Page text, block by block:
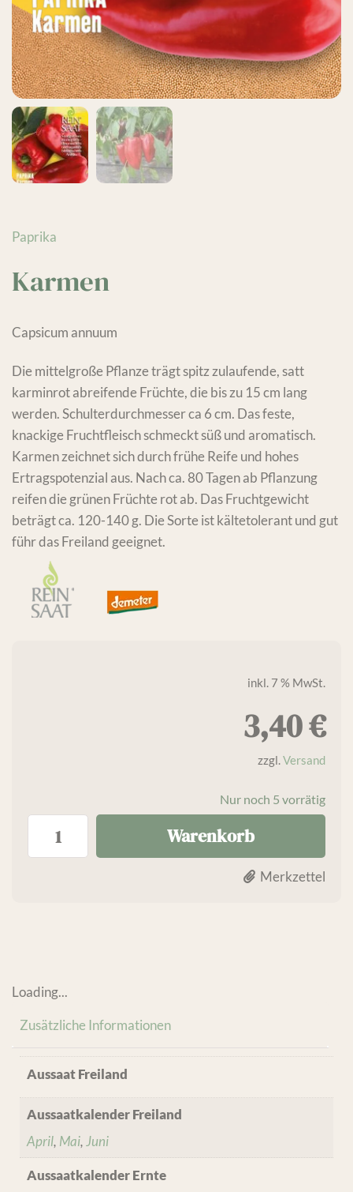
Paprika
Karmen
Capsicum annuum
Die mittelgroße Pflanze trägt spitz zulaufende, satt
karminrot abreifende Früchte, die bis zu 15 cm lang
werden. Schulterdurchmesser ca 6 cm. Das feste,
knackige Fruchtfleisch schmeckt süß und aromatisch.
Karmen zeichnet sich durch frühe Reife und hohes
Ertragspotenzial aus. Nach ca. 80 Tagen ab Pflanzung
reifen die grünen Früchte rot ab. Das Fruchtgewicht
beträgt ca. 120-140 g. Die Sorte ist kältetolerant und gut
führ das Freiland geeignet.
inkl. 7 % MwSt.
3,40€
zzgl.Versand
Nur noch 5 vorrätig
Warenkorb
Merkzettel
Loading...
Zusätzliche Informationen
Aussaat Freiland
Aussaatkalender Freiland
April, Mai, Juni
Aussaatkalender Ernte